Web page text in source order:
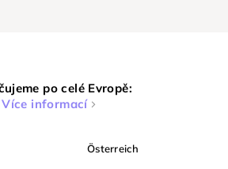
po celé Evropě:
Více informací
Österreich